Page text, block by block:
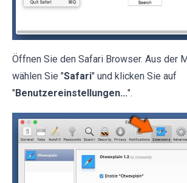
Öffnen Sie den Safari Browser. Aus der
wählen Sie "Safari" und klicken Sie auf
"Benutzereinstellungen...".